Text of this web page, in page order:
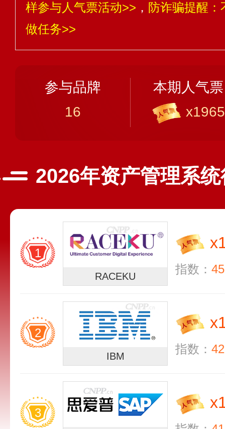
样参与人气票活动>> ， 防诈骗提醒
做任务>>
参与品牌
16
本期人气票
x1965
2026年资产管理系
1
RACEKU
x
指数：
2
IBM
x
指数：
3
x